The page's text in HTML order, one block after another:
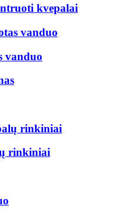
kvepalai
vanduo
vanduo
rinkiniai
rinkiniai